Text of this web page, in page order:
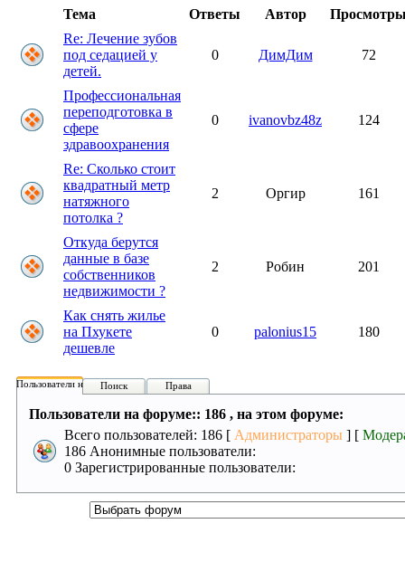
Тема Ответы Автор
Re: Лечение зубов
под седацией у
детей.
0 ДимДим 72
Профессиональная
переподготовка в
сфере
здравоохранения
0 ivanovbz48z 124
Re: Сколько стоит
квадратный метр
натяжного
потолка ?
2 Оргир 161
Откуда берутся
данные в базе
собственников
недвижимости ?
2 Робин 201
Как снять жилье
на Пхукете
дешевле
0 palonius15 180
Пользователи на форуме:
Поиск Права
Пользователи на форуме:: 186 , на этом форуме:
Всего пользователей: 186 [ Администраторы ] [
186 Анонимные пользователи:
0 Зарегистрированные пользователи: